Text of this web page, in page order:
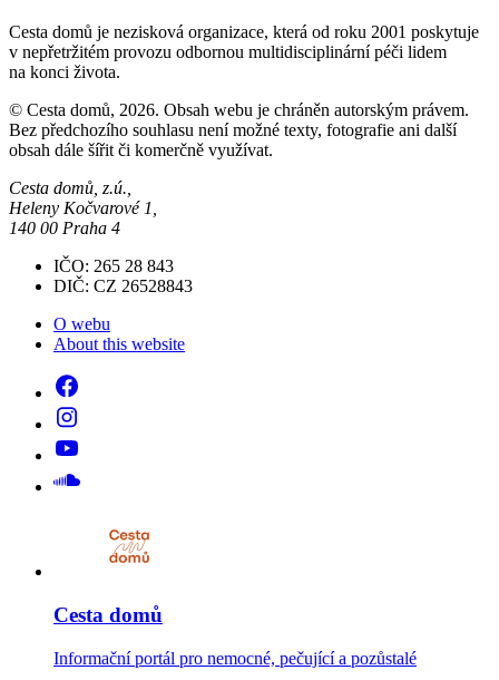
Cesta domů je nezisková organizace, která od roku 2001 poskytuje
v nepřetržitém provozu odbornou multidisciplinární péči lidem
na konci života.
© Cesta domů, 2026. Obsah webu je chráněn autorským právem.
Bez předchozího souhlasu není možné texty, fotografie ani další
obsah dále šířit či komerčně využívat.
Cesta domů, z.ú.,
Heleny Kočvarové 1,
140 00 Praha 4
IČO: 265 28 843
DIČ: CZ 26528843
O webu
About this website
Cesta domů
Informační portál pro nemocné, pečující a pozůstalé